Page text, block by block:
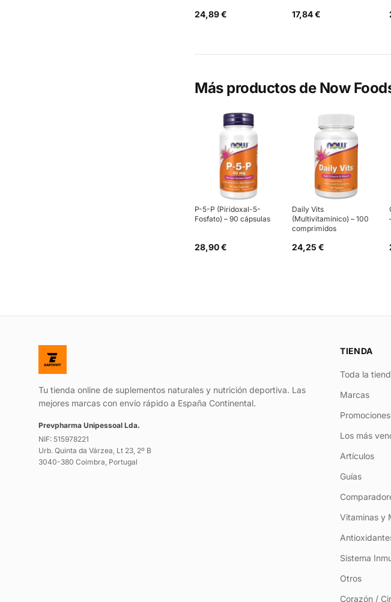
24,89 € 17,84 €
Más productos de Now
P-5-P (Piridoxal-5-
Fosfato) – 90 cápsulas
28,90 €
Daily Vits
(Multivitamínico) – 100
comprimidos
24,25 €
Tu tienda online de suplementos naturales y nutrición deportiva. Las
mejores marcas con envío rápido a España Continental.
Prevpharma Unipessoal Lda.
NIF: 515978221
Urb. Quinta da Várzea, Lt 23, 2º B
3040-380 Coimbra, Portugal
TIENDA
Toda la
Marcas
Promociones
Los más
Artículos
Guías
Vitaminas y
Sistema
Otros
Corazón /